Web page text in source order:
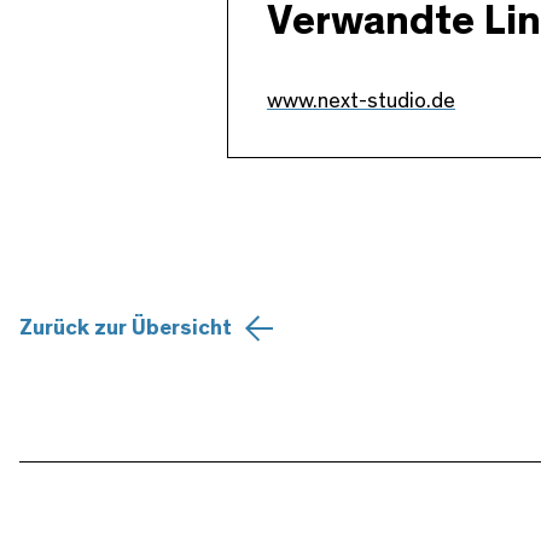
Verwandte
www.next-studio.de
Zurück zur Übersicht